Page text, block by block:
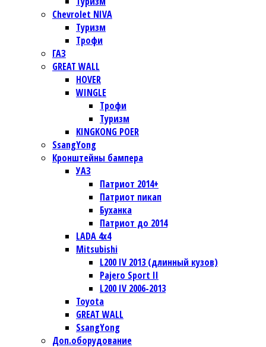
Chevrolet NIVA
Туризм
Трофи
ГАЗ
GREAT WALL
HOVER
WINGLE
Трофи
Туризм
KINGKONG POER
SsangYong
Кронштейны бампера
УАЗ
Патриот 2014+
Патриот пикап
Буханка
Патриот до 2014
LADA 4x4
Mitsubishi
L200 IV 2013 (длинный кузов)
Pajero Sport II
L200 IV 2006-2013
Toyota
GREAT WALL
SsangYong
Доп.оборудование